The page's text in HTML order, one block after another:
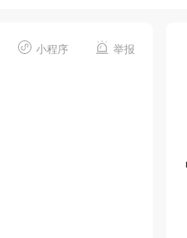
举报
小程序